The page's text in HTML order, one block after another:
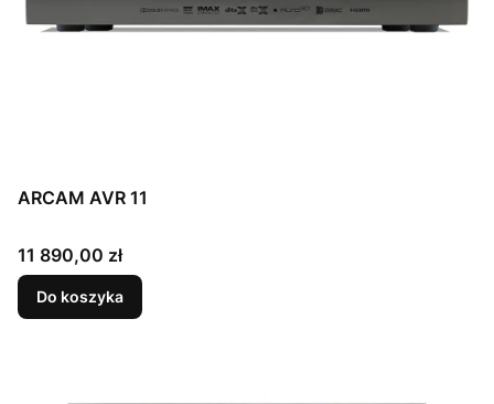
ARCAM AVR 11
Cena
11 890,00 zł
Do koszyka